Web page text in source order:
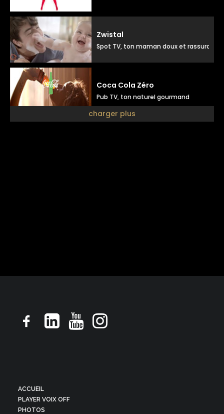
Zwistal
Spot TV, ton maman doux et rassurant
Coca Cola Zéro
Pub TV, ton naturel gourmand
charger plus
ACCUEIL
PLAYER VOIX OFF
PHOTOS